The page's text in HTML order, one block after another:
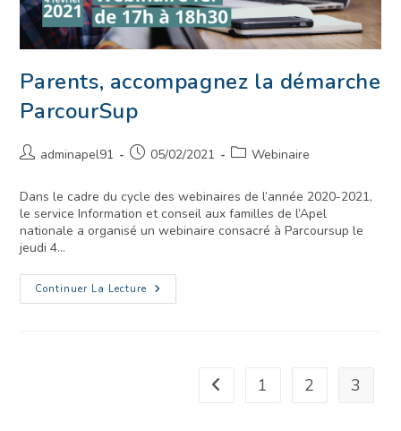
Parents, accompagnez la démarche
ParcourSup
adminapel91 05/02/2021 Webinaire
Dans le cadre du cycle des webinaires de l’année 2020-2021,
le service Information et conseil aux familles de l’Apel
nationale a organisé un webinaire consacré à Parcoursup le
jeudi 4…
Continuer La Lecture
1 2 3